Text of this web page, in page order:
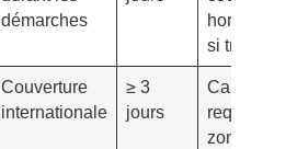
démarches
hors
si transit
Couverture
internationale
≥ 3
jours
Carte verte
requise,
zones